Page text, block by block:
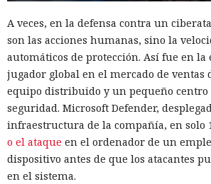
A veces, en la defensa contra un
son las acciones humanas, sino la
automáticos de protección. Así fue en la
jugador global en el mercado de ventas
equipo distribuido y un pequeño centro
seguridad. Microsoft Defender,
infraestructura de la compañía, en solo
o el ataque en el ordenador de un
dispositivo antes de que los atacantes
en el sistema.